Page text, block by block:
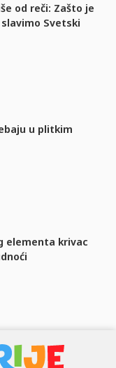
od reči: Zašto je
Svetski
u plitkim
elementa krivac